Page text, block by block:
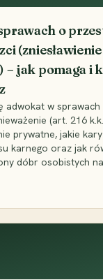
o
– jak pomaga i
adwokat w sprawach
(art. 216
prywatne, jakie
karnego oraz jak
dóbr osobistych